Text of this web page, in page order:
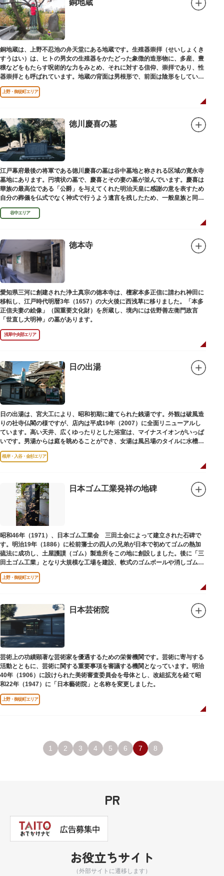
銅地蔵
銅地蔵は、上野不忍池の弁天堂にある地蔵です。生殖器崇拝（せいしょくき
すうはい）は、ヒトの男女の生殖器をかたどった象徴的造形物に、多産、豊
穣などをもたらす呪術的な力をみとめ、それに対する信仰、崇拝であり、性
器崇拝とも呼ばれています。地蔵の背面は男根形で、前面は陰形をしていま
す。
上野・御徒町エリア
徳川慶喜の墓
江戸幕府最後の将軍である徳川慶喜の墓は谷中墓地と称される区域の寛永寺
墓地にあります。円墳状の墓で、慶喜とその妻の墓が並んでいます。慶喜は
華族の最高位である「公爵」を与えてくれた明治天皇に感謝の意を表すため
自分の葬儀を仏式でなく神式で行うよう遺言を残したため、一般皇族と同じ
ような円墳が建てられました。
谷中エリア
徳本寺
愛知県三河に創建された浄土真宗の徳本寺は、檀家本多正信に請われ神田に
移転し、江戸時代明暦3年（1657）の大火後に西浅草に移りました。「本多
正信夫妻の絵像」（国重要文化財）を所蔵し、境内には佐野善左衛門政言
「世直し大明神」の墓があります。
浅草中央部エリア
日の出湯
日の出湯は、宮大工により、昭和初期に建てられた銭湯です。外観は破風造
りの社寺仏閣の様ですが、店内は平成19年（2007）に全面リニューアルし
ています。高い天井、広くゆったりとした浴室は、マイナスイオンがいっぱ
いです。男湯からは庭を眺めることができ、女湯は風呂場のタイルに水槽が
はめ込まれ、可愛い金魚が泳いでいます。
根岸・入谷・金杉エリア
日本ゴム工業発祥の地碑
昭和46年（1971）、日本ゴム工業会 三田土会によって建立された石碑で
す。明治19年（1886）に松前藩士の四人の兄弟が日本で初めてゴムの熱加
硫法に成功し、土屋護謨（ゴム）製造所をこの地に創設しました。後に「三
田土ゴム工業」となり大規模な工場を建設、軟式のゴムボールや消しゴムな
ど新しいゴム製品を次々に開発しました。
上野・御徒町エリア
日本芸術院
芸術上の功績顕著な芸術家を優遇するための栄誉機関です。芸術に寄与する
活動とともに、芸術に関する重要事項を審議する機関となっています。明治
40年（1906）に設けられた美術審査委員会を母体とし、改組拡充を経て昭
和22年（1947）に「日本藝術院」と名称を変更しました。
上野・御徒町エリア
1 2 3 4 5 6 7 8
PR
お役立ちサイト
（外部サイトに遷移します）